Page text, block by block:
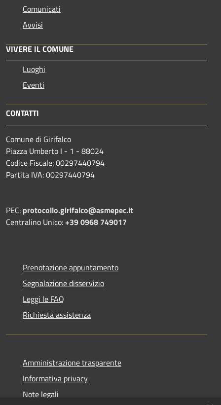
Comunicati
Avvisi
VIVERE IL COMUNE
Luoghi
Eventi
CONTATTI
Comune di Girifalco
Piazza Umberto I - 1 - 88024
Codice Fiscale: 00297440794
Partita IVA: 00297440794
PEC: protocollo.girifalco@asmepec.it
Centralino Unico:+39 0968 749017
Prenotazione appuntamento
Segnalazione disservizio
Leggi le FAQ
Richiesta assistenza
Amministrazione trasparente
Informativa privacy
Note legali